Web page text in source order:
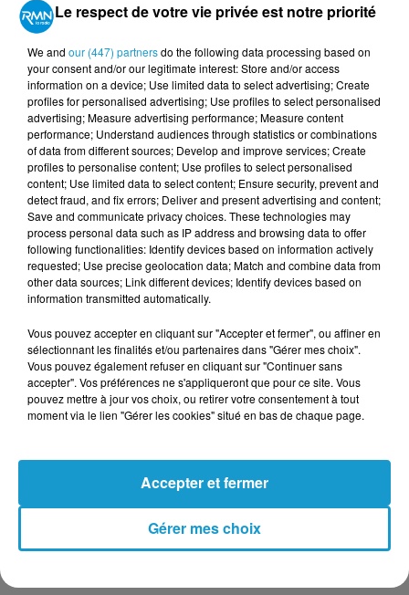
Votre n° de téléphone*
Votre message*
Votre CV
L'upload de fichier est limité à 2Mo pour les images et PDF et 5Mo
Votre lettre de motivation
L'upload de fichier est limité à 2Mo pour les images et PDF et 5Mo
Le respect de votre vie privée est notre priorité
We and our (447) partnersdo the following data processing based on
your consent and/or our legitimate interest: Store and/or access
information on a device; Use limited data to select advertising; Create
profiles for personalised advertising; Use profiles to select personalised
advertising; Measure advertising performance; Measure content
performance; Understand audiences through statistics or combinations
of data from different sources; Develop and improve services; Create
profiles to personalise content; Use profiles to select personalised
content; Use limited data to select content; Ensure security, prevent and
detect fraud, and fix errors; Deliver and present advertising and content;
Save and communicate privacy choices. These technologies may
process personal data such as IP address and browsing data to offer
following functionalities: Identify devices based on information actively
requested; Use precise geolocation data; Match and combine data from
other data sources; Link different devices; Identify devices based on
information transmitted automatically.
Vous pouvez accepter en cliquant sur "Accepter et fermer", ou affiner en
sélectionnant les finalités et/ou partenaires dans "Gérer mes choix".
Vous pouvez également refuser en cliquant sur "Continuer sans
accepter". Vos préférences ne s'appliqueront que pour ce site. Vous
pouvez mettre à jour vos choix, ou retirer votre consentement à tout
moment via le lien "Gérer les cookies" situé en bas de chaque page.
Gérer mes choix
Accepter et fermer